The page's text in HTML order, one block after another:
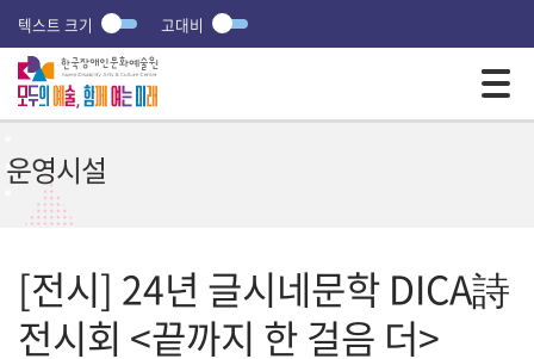
텍스트 크기 고대비
운영시설
[전시] 24년 글시네문학 DICA詩
전시회 <끝까지 한 걸음 더>